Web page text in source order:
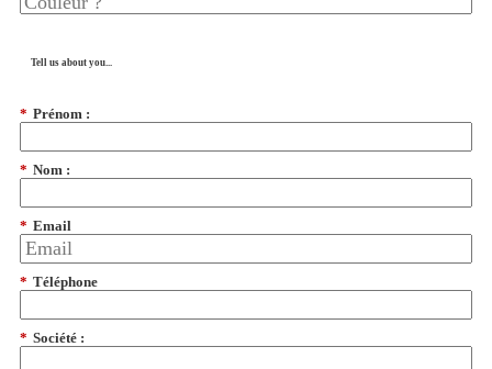
Tell us about you...
* Prénom :
* Nom :
* Email
* Téléphone
* Société :